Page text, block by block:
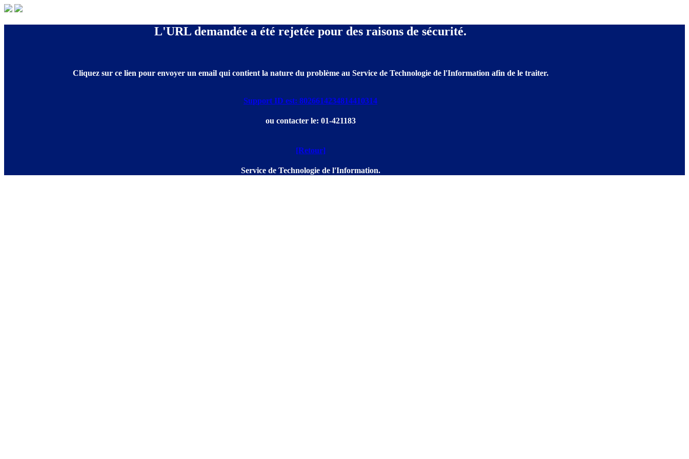
L'URL demandée a été rejetée pour des raisons de sécurité.
Cliquez sur ce lien pour envoyer un email qui contient la nature du problème au Service de Technologie de l'Information afin de le traiter.
Support ID est: 8026614234814410314
ou contacter le: 01-421183
[Retour]
Service de Technologie de l'Information.